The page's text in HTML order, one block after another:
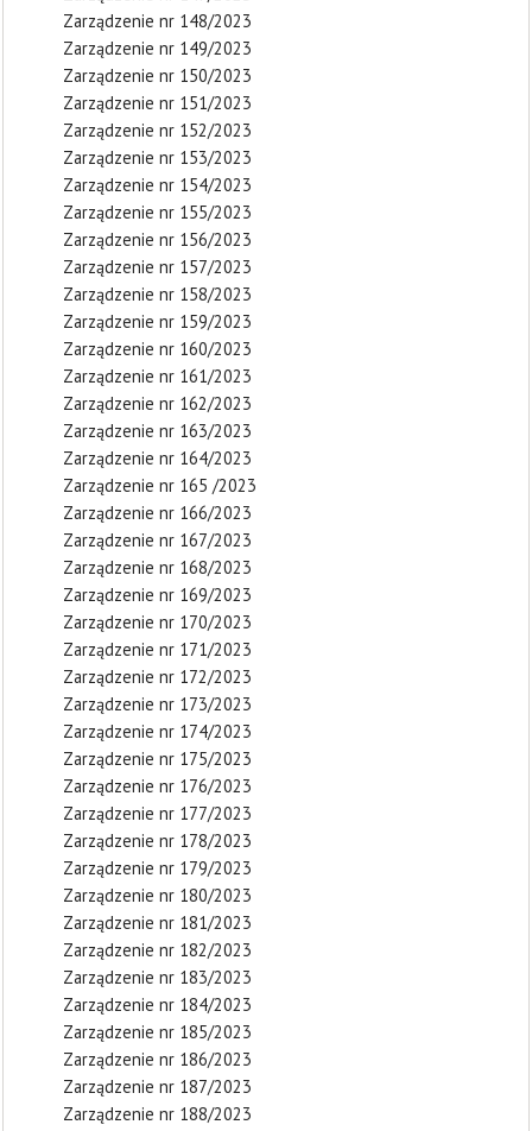
Zarządzenie nr 148/2023
Zarządzenie nr 149/2023
Zarządzenie nr 150/2023
Zarządzenie nr 151/2023
Zarządzenie nr 152/2023
Zarządzenie nr 153/2023
Zarządzenie nr 154/2023
Zarządzenie nr 155/2023
Zarządzenie nr 156/2023
Zarządzenie nr 157/2023
Zarządzenie nr 158/2023
Zarządzenie nr 159/2023
Zarządzenie nr 160/2023
Zarządzenie nr 161/2023
Zarządzenie nr 162/2023
Zarządzenie nr 163/2023
Zarządzenie nr 164/2023
Zarządzenie nr 165 /2023
Zarządzenie nr 166/2023
Zarządzenie nr 167/2023
Zarządzenie nr 168/2023
Zarządzenie nr 169/2023
Zarządzenie nr 170/2023
Zarządzenie nr 171/2023
Zarządzenie nr 172/2023
Zarządzenie nr 173/2023
Zarządzenie nr 174/2023
Zarządzenie nr 175/2023
Zarządzenie nr 176/2023
Zarządzenie nr 177/2023
Zarządzenie nr 178/2023
Zarządzenie nr 179/2023
Zarządzenie nr 180/2023
Zarządzenie nr 181/2023
Zarządzenie nr 182/2023
Zarządzenie nr 183/2023
Zarządzenie nr 184/2023
Zarządzenie nr 185/2023
Zarządzenie nr 186/2023
Zarządzenie nr 187/2023
Zarządzenie nr 188/2023